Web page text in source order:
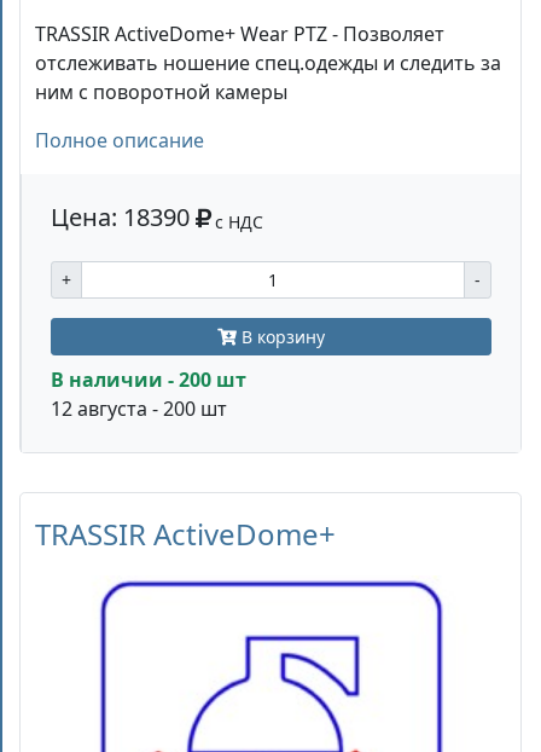
TRASSIR ActiveDome+ Wear PTZ - Позволяет
отслеживать ношение спец.одежды и следить за
ним с поворотной камеры
Полное описание
Цена: 18390 с НДС
+ -
В корзину
В наличии - 200 шт
12 августа - 200 шт
TRASSIR ActiveDome+